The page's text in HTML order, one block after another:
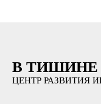
В ТИШИНЕ
ЦЕНТР РАЗВИТИЯ